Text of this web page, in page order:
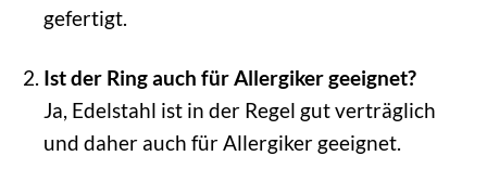
gefertigt.
Ist der Ring auch für Allergiker geeignet?
Ja, Edelstahl ist in der Regel gut verträglich
und daher auch für Allergiker geeignet.